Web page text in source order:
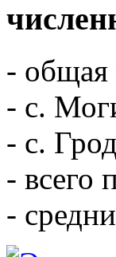
- общая
- с.
- с.
-
-